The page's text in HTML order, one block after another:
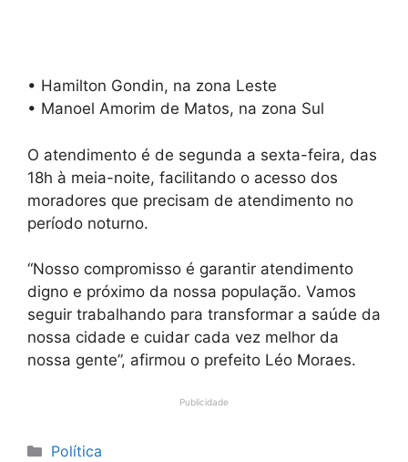
• Hamilton Gondin, na zona Leste
• Manoel Amorim de Matos, na zona Sul
O atendimento é de segunda a sexta-feira, das
18h à meia-noite, facilitando o acesso dos
moradores que precisam de atendimento no
período noturno.
“Nosso compromisso é garantir atendimento
digno e próximo da nossa população. Vamos
seguir trabalhando para transformar a saúde da
nossa cidade e cuidar cada vez melhor da
nossa gente”, afirmou o prefeito Léo Moraes.
Publicidade
Categorias
Política